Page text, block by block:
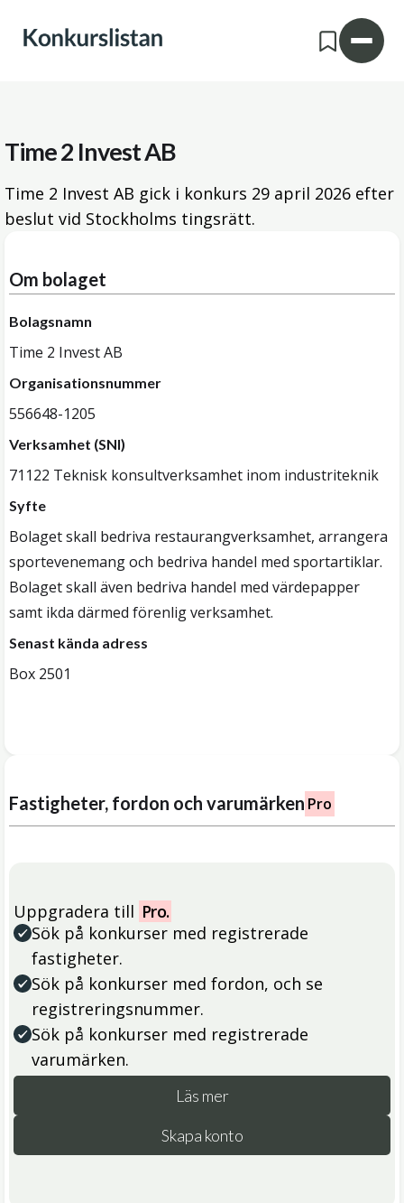
Time 2 Invest AB
Time 2 Invest AB gick i konkurs 29 april 2026 efter
beslut vid Stockholms tingsrätt.
Om bolaget
Bolagsnamn
Time 2 Invest AB
Organisationsnummer
556648-1205
Verksamhet (SNI)
71122 Teknisk konsultverksamhet inom industriteknik
Syfte
Bolaget skall bedriva restaurangverksamhet, arrangera
sportevenemang och bedriva handel med sportartiklar.
Bolaget skall även bedriva handel med värdepapper
samt ikda därmed förenlig verksamhet.
Senast kända adress
Box 2501
Fastigheter, fordon och varumärken Pro
Uppgradera till Pro.
Sök på konkurser med registrerade
fastigheter.
Sök på konkurser med fordon, och se
registreringsnummer.
Sök på konkurser med registrerade
varumärken.
Läs mer
Skapa konto